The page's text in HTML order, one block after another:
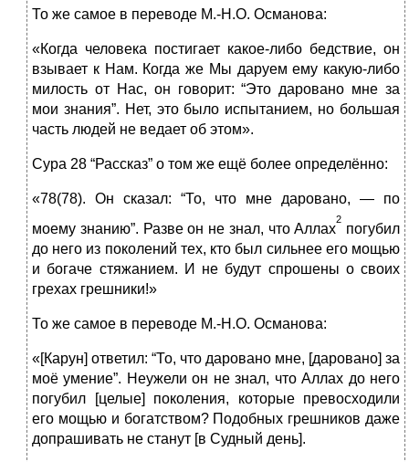
То же самое в переводе М.‑Н.О. Османова:
«Когда человека постигает какое-либо бедствие, он
взывает к Нам. Когда же Мы даруем ему какую-либо
милость от Нас, он говорит: “Это даровано мне за
мои знания”. Нет, это было испытанием, но большая
часть людей не ведает об этом».
Сура 28 “Рассказ” о том же ещё более определённо:
«78(78). Он сказал: “То, что мне даровано, — по
моему знанию”. Разве он не знал, что Аллах
2
погубил
до него из поколений тех, кто был сильнее его мощью
и богаче стяжанием. И не будут спрошены о своих
грехах грешники!»
То же самое в переводе М.‑Н.О. Османова:
«[Карун] ответил: “То, что даровано мне, [даровано] за
моё умение”. Неужели он не знал, что Аллах до него
погубил [целые] поколения, которые превосходили
его мощью и богатством? Подобных грешников даже
допрашивать не станут [в Судный день].